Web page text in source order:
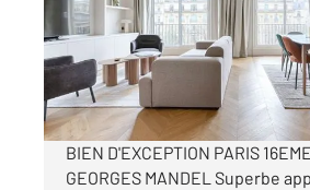
Appartement F3 à louer
4 995 €
par mois charges comprises
BIEN D'EXCEPTION PARIS
GEORGES MANDEL Superbe